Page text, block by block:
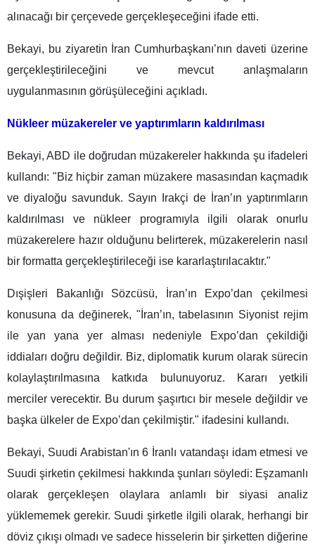
alınacağı bir çerçevede gerçekleşeceğini ifade etti.
Bekayi, bu ziyaretin İran Cumhurbaşkanı’nın daveti üzerine
gerçekleştirileceğini ve mevcut anlaşmaların
uygulanmasının görüşüleceğini açıkladı.
Nükleer müzakereler ve yaptırımların kaldırılması
Bekayi, ABD ile doğrudan müzakereler hakkında şu ifadeleri
kullandı: "Biz hiçbir zaman müzakere masasından kaçmadık
ve diyaloğu savunduk. Sayın Irakçi de İran’ın yaptırımların
kaldırılması ve nükleer programıyla ilgili olarak onurlu
müzakerelere hazır olduğunu belirterek, müzakerelerin nasıl
bir formatta gerçekleştirileceği ise kararlaştırılacaktır."
Dışişleri Bakanlığı Sözcüsü, İran’ın Expo’dan çekilmesi
konusuna da değinerek, "İran’ın, tabelasının Siyonist rejim
ile yan yana yer alması nedeniyle Expo’dan çekildiği
iddiaları doğru değildir. Biz, diplomatik kurum olarak sürecin
kolaylaştırılmasına katkıda bulunuyoruz. Kararı yetkili
merciler verecektir. Bu durum şaşırtıcı bir mesele değildir ve
başka ülkeler de Expo’dan çekilmiştir." ifadesini kullandı.
Bekayi, Suudi Arabistan'ın 6 İranlı vatandaşı idam etmesi ve
Suudi şirketin çekilmesi hakkında şunları söyledi: Eşzamanlı
olarak gerçekleşen olaylara anlamlı bir siyasi analiz
yüklememek gerekir. Suudi şirketle ilgili olarak, herhangi bir
döviz çıkışı olmadı ve sadece hisselerin bir şirketten diğerine